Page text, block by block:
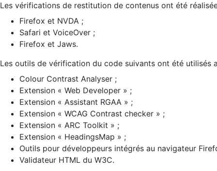
Les vérifications de restitution de contenus ont été
Firefox et NVDA ;
Safari et VoiceOver ;
Firefox et Jaws.
Les outils de vérification du code suivants ont été utilisés
Colour Contrast Analyser ;
Extension « Web Developer » ;
Extension « Assistant RGAA » ;
Extension « WCAG Contrast checker » ;
Extension « ARC Toolkit » ;
Extension « HeadingsMap » ;
Outils pour développeurs intégrés au navigateur
Validateur HTML du W3C.